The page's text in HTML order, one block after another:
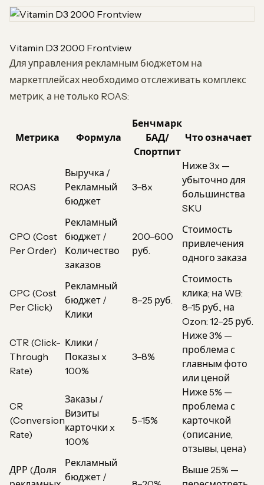
Vitamin D3 2000 Frontview
Для управления рекламным бюджетом на
маркетплейсах необходимо отслеживать комплекс
метрик, а не только ROAS:
Метрика Формула
Бенчмарк
БАД/
Спортпит
Что означает
ROAS
Выручка /
Рекламный
бюджет
3–8x
Ниже 3x —
убыточно для
большинства
SKU
CPO (Cost
Per Order)
Рекламный
бюджет /
Количество
заказов
200–600
руб.
Стоимость
привлечения
одного заказа
CPC (Cost
Per Click)
Рекламный
бюджет /
Клики
8–25 руб.
Стоимость
клика; на WB:
8–15 руб., на
Ozon: 12–25 руб.
CTR (Click-
Through
Rate)
Клики /
Показы x
100%
3–8%
Ниже 3% —
проблема с
главным фото
или ценой
CR
(Conversion
Rate)
Заказы /
Визиты
карточки x
100%
5–15%
Ниже 5% —
проблема с
карточкой
(описание,
отзывы, цена)
ДРР (Доля
Рекламный
бюджет /
Выше 25% —